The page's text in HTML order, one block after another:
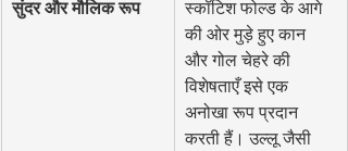
सुंदर और मौलिक रूप
स्कॉटिश फोल्ड के आगे
की ओर मुड़े हुए कान
और गोल चेहरे की
विशेषताएँ इसे एक
अनोखा रूप प्रदान
करती हैं। उल्लू जैसी